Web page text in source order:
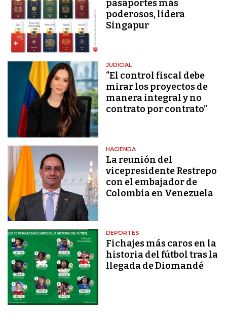
pasaportes más
poderosos, lidera
Singapur
JUDICIAL
“El control fiscal debe
mirar los proyectos de
manera integral y no
contrato por contrato”
HACIENDA
La reunión del
vicepresidente Restrepo
con el embajador de
Colombia en Venezuela
DEPORTES
Fichajes más caros en la
historia del fútbol tras la
llegada de Diomandé